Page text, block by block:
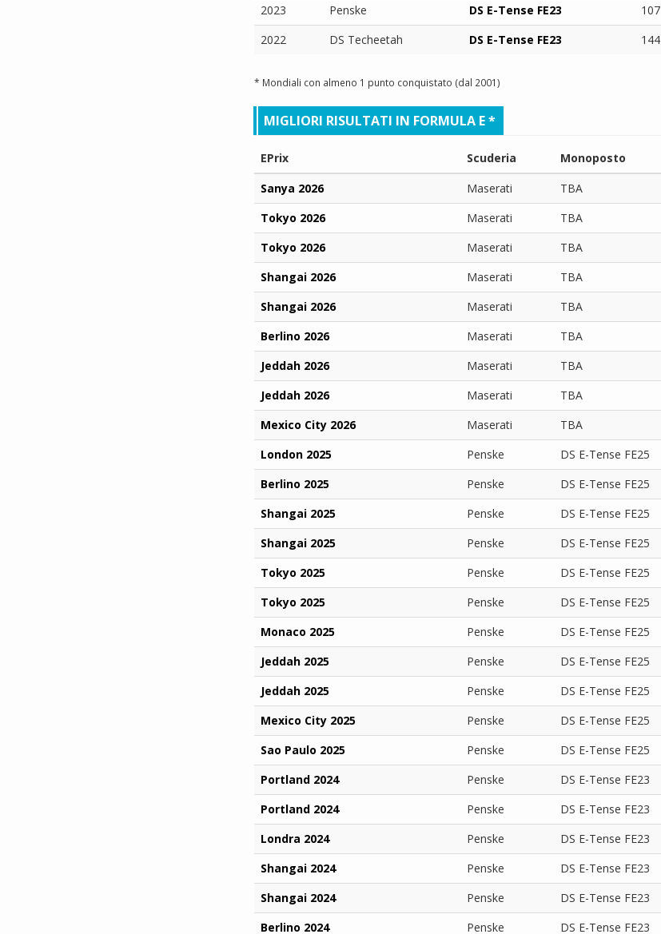
2023
Penske DS E-Tense FE23
107
2022
DS Techeetah DS E-Tense FE23 144
* Mondiali con almeno 1 punto conquistato (dal 2001)
MIGLIORI RISULTATI IN FORMULA E *
EPrix Scuderia Monoposto
Sanya 2026
Maserati TBA
Tokyo 2026
Maserati TBA
Tokyo 2026
Maserati TBA
Shangai 2026
Maserati TBA
Shangai 2026
Maserati TBA
Berlino 2026
Maserati TBA
Jeddah 2026
Maserati TBA
Jeddah 2026
Maserati TBA
Mexico City 2026
Maserati TBA
London 2025
Penske DS E-Tense FE25
Berlino 2025
Penske DS E-Tense FE25
Shangai 2025
Penske DS E-Tense FE25
Shangai 2025
Penske DS E-Tense FE25
Tokyo 2025
Penske DS E-Tense FE25
Tokyo 2025
Penske DS E-Tense FE25
Monaco 2025
Penske DS E-Tense FE25
Jeddah 2025
Penske DS E-Tense FE25
Jeddah 2025
Penske DS E-Tense FE25
Mexico City 2025
Penske DS E-Tense FE25
Sao Paulo 2025
Penske DS E-Tense FE25
Portland 2024
Penske DS E-Tense FE23
Portland 2024
Penske DS E-Tense FE23
Londra 2024
Penske DS E-Tense FE23
Shangai 2024
Penske DS E-Tense FE23
Shangai 2024
Penske DS E-Tense FE23
Berlino 2024
Penske DS E-Tense FE23